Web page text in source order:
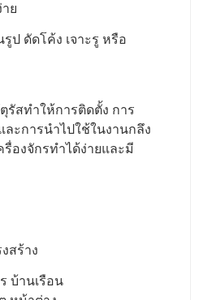
ย
ป ดัดโค้ง เจาะรู หรือ
รัสทำให้การติดตั้ง การ
ละการนำไปใช้ในงานกลึง
องจักรทำได้ง่ายและมี
สร้าง
บ้านเรือน